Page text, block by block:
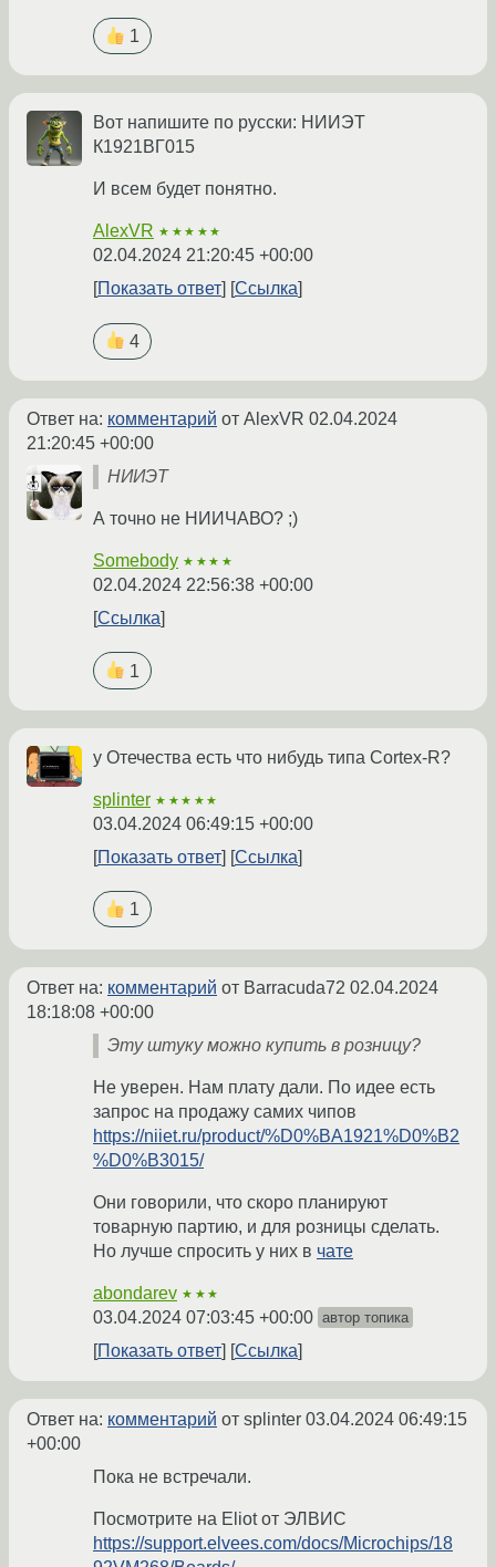
1
Вот напишите по русски: НИИЭТ
К1921ВГ015
И всем будет понятно.
AlexVR ★★★★★
02.04.2024 21:20:45 +00:00
Показать ответ
Ссылка
4
Ответ на: комментарий от AlexVR 02.04.2024
21:20:45 +00:00
НИИЭТ
А точно не НИИЧАВО? ;)
Somebody ★★★★
02.04.2024 22:56:38 +00:00
Ссылка
1
у Отечества есть что нибудь типа Cortex-R?
splinter ★★★★★
03.04.2024 06:49:15 +00:00
Показать ответ
Ссылка
1
Ответ на: комментарий от Barracuda72 02.04.2024
18:18:08 +00:00
Эту штуку можно купить в розницу?
Не уверен. Нам плату дали. По идее есть
запрос на продажу самих чипов
https://niiet.ru/product/%D0%BA1921%D0%B2
%D0%B3015/
Они говорили, что скоро планируют
товарную партию, и для розницы сделать.
Но лучше спросить у них в чате
abondarev ★★★
03.04.2024 07:03:45 +00:00 автор топика
Показать ответ Ссылка
Ответ на: комментарий от splinter 03.04.2024 06:49:15
+00:00
Пока не встречали.
Посмотрите на Eliot от ЭЛВИС
https://support.elvees.com/docs/Microchips/18